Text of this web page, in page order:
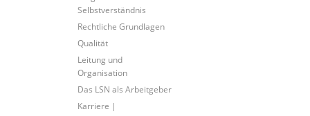
Selbstverständnis
Rechtliche Grundlagen
Qualität
Leitung und
Organisation
Das LSN als Arbeitgeber
Karriere |